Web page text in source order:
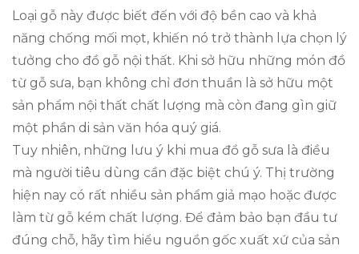
Loại gỗ này được biết đến với độ bền cao và khả
năng chống mối mọt, khiến nó trở thành lựa chọn lý
tưởng cho đồ gỗ nội thất. Khi sở hữu những món đồ
từ gỗ sưa, bạn không chỉ đơn thuần là sở hữu một
sản phẩm nội thất chất lượng mà còn đang gìn giữ
một phần di sản văn hóa quý giá.
Tuy nhiên, những lưu ý khi mua đồ gỗ sưa là điều
mà người tiêu dùng cần đặc biệt chú ý. Thị trường
hiện nay có rất nhiều sản phẩm giả mạo hoặc được
làm từ gỗ kém chất lượng. Để đảm bảo bạn đầu tư
đúng chỗ, hãy tìm hiểu nguồn gốc xuất xứ của sản